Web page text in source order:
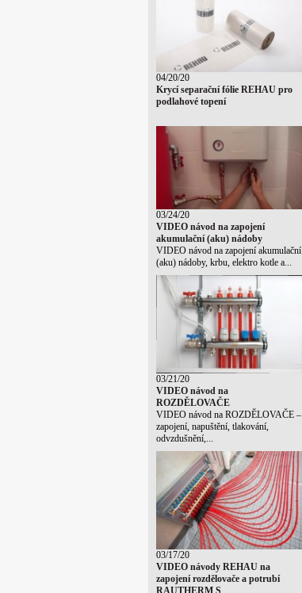
04/20/20
Krycí separační fólie REHAU pro
podlahové topení
03/24/20
VIDEO návod na zapojení
akumulační (aku) nádoby
VIDEO návod na zapojení akumulační
(aku) nádoby, krbu, elektro kotle a...
03/21/20
VIDEO návod na
ROZDĚLOVAČE
VIDEO návod na ROZDĚLOVAČE –
zapojení, napuštění, tlakování,
odvzdušnění,...
03/17/20
VIDEO návody REHAU na
zapojení rozdělovače a potrubí
RAUTHERM S